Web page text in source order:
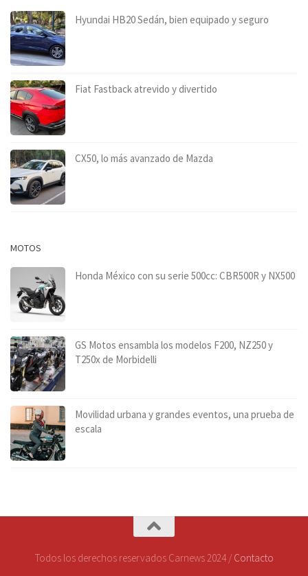
Hyundai HB20 Sedán, bien equipado y seguro
Fiat Fastback atrevido y divertido
CX50, lo más avanzado de Mazda
MOTOS
Honda México con su serie 500cc: CBR500R y NX500
GS Motos ensambla los modelos F200, NZ250 y
T250x de Morbidelli
Movilidad urbana y grandes eventos, una prueba de
escala
Todos los derechos reservados Carnews 2024 / Contacto